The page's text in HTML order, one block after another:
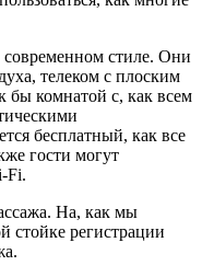
стиле. Они
телеком с плоским
бы комнатой с, как всем
бесплатный, как все
гости могут
Fi.
На, как мы
стойке регистрации